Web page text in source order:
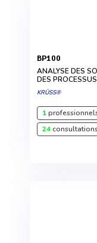
BP100
ANALYSE DES
DES
KRÜSS®
1
24